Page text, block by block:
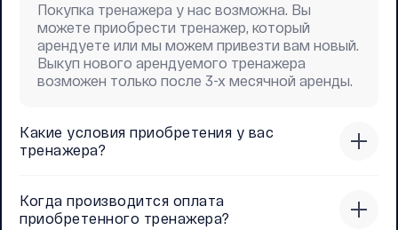
Какие условия приобретения у вас
тренажера?
Когда производится оплата
приобретенного тренажера?
Покупка тренажера у нас возможна. Вы
можете приобрести тренажер, который
арендуете или мы можем привезти вам новый.
Выкуп нового арендуемого тренажера
возможен только после 3-х месячной аренды.